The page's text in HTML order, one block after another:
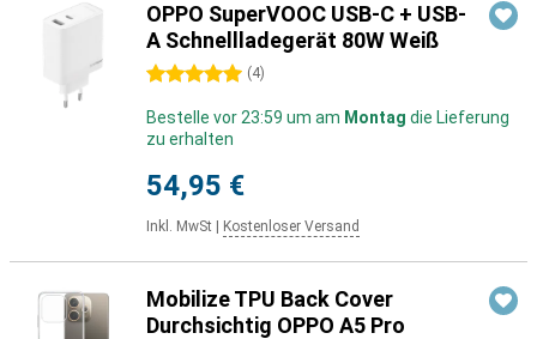
OPPO SuperVOOC USB-C + USB-
A Schnellladegerät 80W Weiß
5 Sterne (4)
Bestelle vor 23:59 um am Montag die Lieferung
zu erhalten
54,95 €
Inkl. MwSt Kostenloser Versand
Mobilize TPU Back Cover
Durchsichtig OPPO A5 Pro